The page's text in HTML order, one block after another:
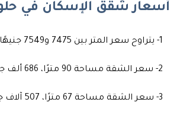
أسعار شقق الإسكان في
1- يتراوح سعر المتر بين 7475 و7549 جنيهًا.
2- سعر الشقة مساحة 90 مترًا، 686 ألف جنيه.
3- سعر الشقة مساحة 67 مترًا، 507 آلاف جنيه.